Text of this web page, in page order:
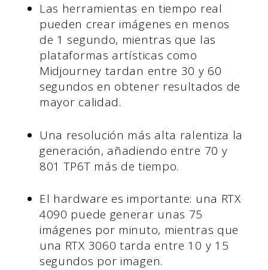
Las herramientas en tiempo real
pueden crear imágenes en menos
de 1 segundo, mientras que las
plataformas artísticas como
Midjourney tardan entre 30 y 60
segundos en obtener resultados de
mayor calidad.
Una resolución más alta ralentiza la
generación, añadiendo entre 70 y
801 TP6T más de tiempo.
El hardware es importante: una RTX
4090 puede generar unas 75
imágenes por minuto, mientras que
una RTX 3060 tarda entre 10 y 15
segundos por imagen.